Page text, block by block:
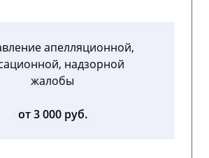
апелляционной,
надзорной
жалобы
от 3 000 руб.